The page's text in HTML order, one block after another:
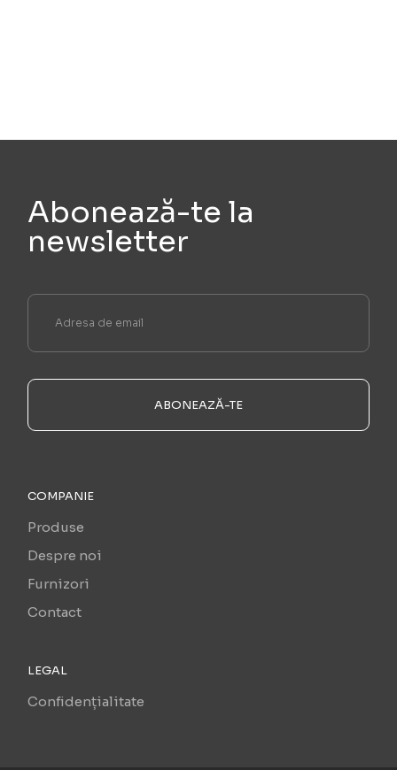
Abonează-te la
newsletter
ABONEAZĂ-TE
COMPANIE
Produse
Despre noi
Furnizori
Contact
LEGAL
Confidențialitate